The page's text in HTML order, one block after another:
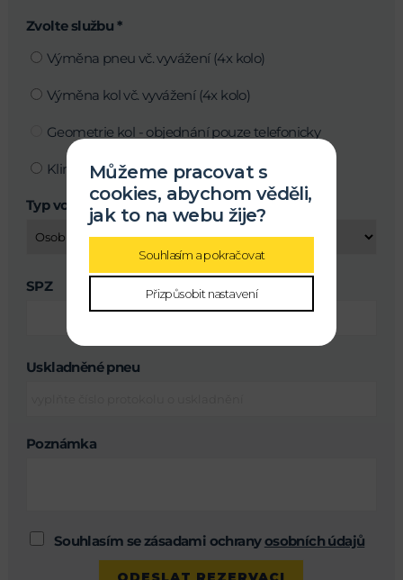
Zvolte službu *
Výměna pneu vč. vyvážení (4x kolo)
Výměna kol vč. vyvážení (4x kolo)
Geometrie kol - objednání pouze telefonicky
Klimatizace
Typ vozu
SPZ
Uskladněné pneu
Poznámka
Souhlasím se zásadami ochranyosobních údajů
Můžeme pracovat s
cookies, abychom věděli,
jak to na webu žije?
Souhlasím a pokračovat
Přizpůsobit nastavení